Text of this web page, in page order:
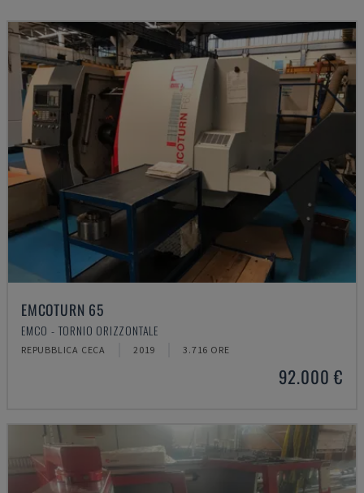
EMCOTURN 65
EMCO - TORNIO ORIZZONTALE
REPUBBLICA CECA 2019 3.716 ORE
92.000 €